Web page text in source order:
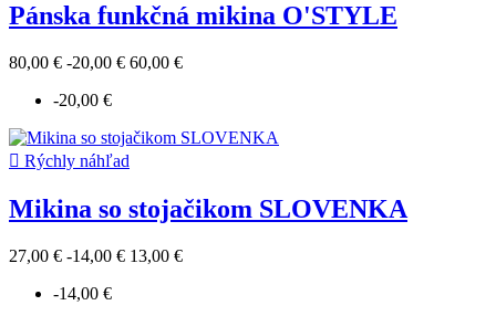
Pánska funkčná mikina O'STYLE
80,00 € -20,00 € 60,00 €
-20,00 €
 Rýchly náhľad
Mikina so stojačikom SLOVENKA
27,00 € -14,00 € 13,00 €
-14,00 €